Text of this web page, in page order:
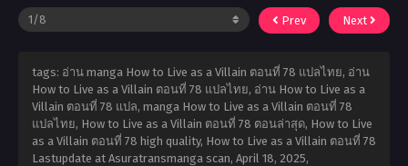
Prev Next
tags: อ่าน manga How to Live as a Villain ตอนที่ 78 แปลไทย, อ่าน
How to Live as a Villain ตอนที่ 78 แปลไทย, อ่าน How to Live as a
Villain ตอนที่ 78 แปล, manga How to Live as a Villain ตอนที่ 78
แปลไทย, How to Live as a Villain ตอนที่ 78 ตอนล่าสุด, How to Live
as a Villain ตอนที่ 78 high quality, How to Live as a Villain ตอนที่ 78
Lastupdate at Asuratransmanga scan, April 18, 2025,